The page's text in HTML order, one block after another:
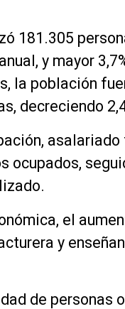
181.305
y mayor
la población
decreciendo
ocupados,
el
y
de personas